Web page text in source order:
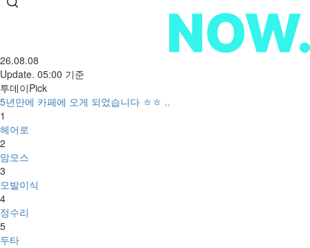
26.08.08
Update. 05:00 기준
투데이Pick
5년만에 카페에 오게 되었습니다 ㅎㅎ ..
1
헤어로
2
맘모스
3
모발이식
4
정수리
5
두타